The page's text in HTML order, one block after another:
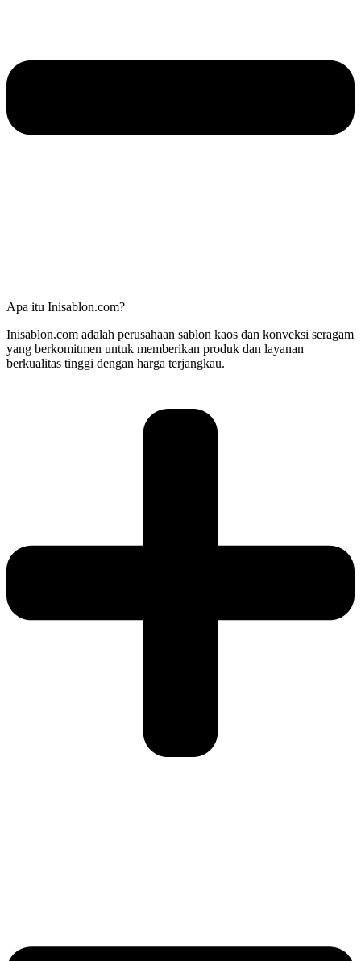
Apa itu Inisablon.com?
Inisablon.com adalah perusahaan sablon kaos dan konveksi seragam
yang berkomitmen untuk memberikan produk dan layanan
berkualitas tinggi dengan harga terjangkau.